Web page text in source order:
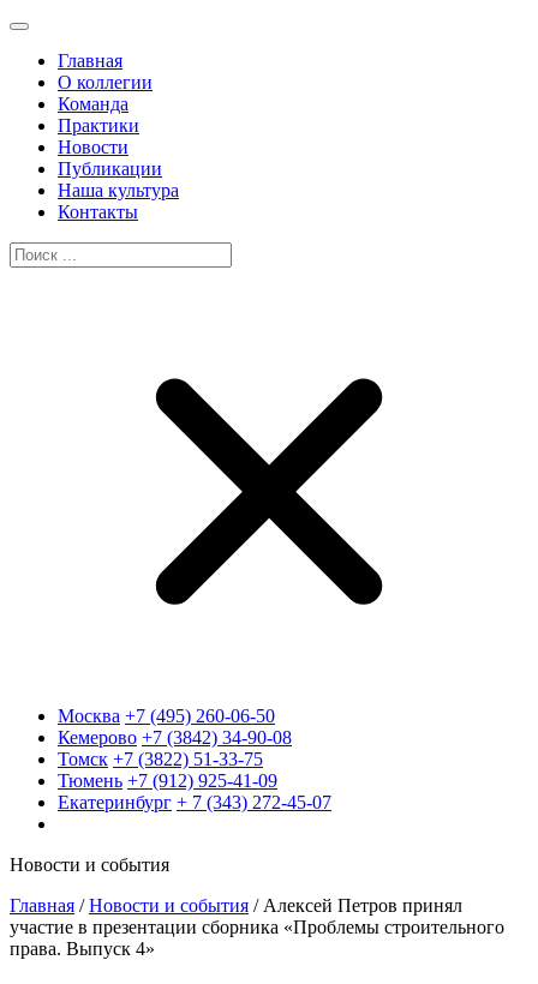
Главная
О коллегии
Команда
Практики
Новости
Публикации
Наша культура
Контакты
Москва +7 (495) 260-06-50
Кемерово +7 (3842) 34-90-08
Томск +7 (3822) 51-33-75
Тюмень +7 (912) 925-41-09
Екатеринбург + 7 (343) 272-45-07
Новости и события
Главная /Новости и события / Алексей Петров принял
участие в презентации сборника «Проблемы строительного
права. Выпуск 4»